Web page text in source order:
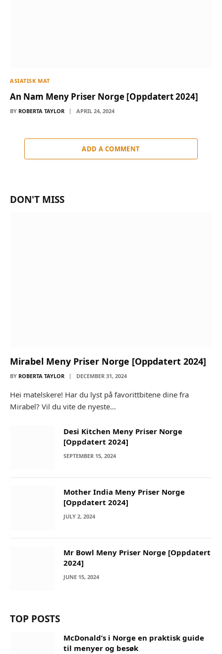
ASIATISK MAT
An Nam Meny Priser Norge [Oppdatert 2024]
BY ROBERTA TAYLOR APRIL 24, 2024
ADD A COMMENT
DON'T MISS
Mirabel Meny Priser Norge [Oppdatert 2024]
BY ROBERTA TAYLOR DECEMBER 31, 2024
Hei matelskere! Har du lyst på favorittbitene dine fra
Mirabel? Vil du vite de nyeste…
Desi Kitchen Meny Priser Norge
[Oppdatert 2024]
SEPTEMBER 15, 2024
Mother India Meny Priser Norge
[Oppdatert 2024]
JULY 2, 2024
Mr Bowl Meny Priser Norge [Oppdatert
2024]
JUNE 15, 2024
TOP POSTS
McDonald’s i Norge en praktisk guide
til menyer og besøk